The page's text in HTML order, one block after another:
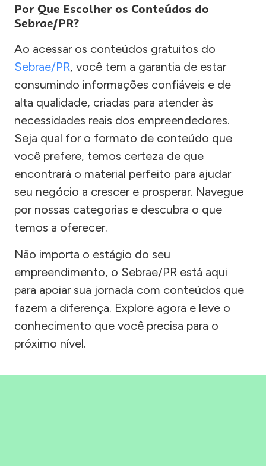
Por Que Escolher os Conteúdos do
Sebrae/PR?
Ao acessar os conteúdos gratuitos do
Sebrae/PR, você tem a garantia de estar
consumindo informações confiáveis e de
alta qualidade, criadas para atender às
necessidades reais dos empreendedores.
Seja qual for o formato de conteúdo que
você prefere, temos certeza de que
encontrará o material perfeito para ajudar
seu negócio a crescer e prosperar. Navegue
por nossas categorias e descubra o que
temos a oferecer.
Não importa o estágio do seu
empreendimento, o Sebrae/PR está aqui
para apoiar sua jornada com conteúdos que
fazem a diferença. Explore agora e leve o
conhecimento que você precisa para o
próximo nível.